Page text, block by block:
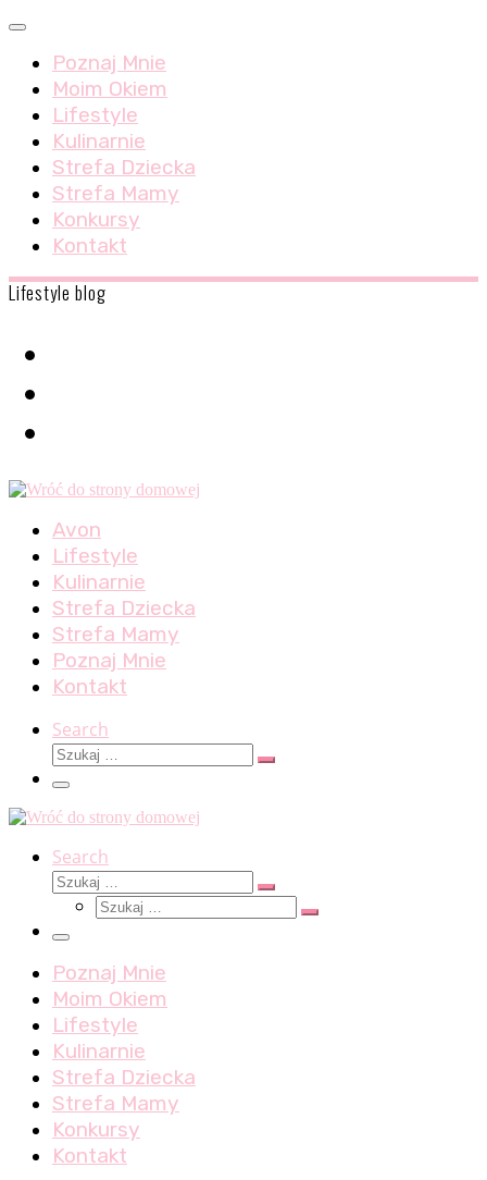
Skip
content
Menu
Poznaj Mnie
Moim Okiem
Lifestyle
Kulinarnie
Strefa Dziecka
Strefa Mamy
Konkursy
Kontakt
Lifestyle blog
Avon
Lifestyle
Kulinarnie
Strefa Dziecka
Strefa Mamy
Poznaj Mnie
Kontakt
Search
Szukaj
Szukaj
Menu
Search
Szukaj
Szukaj
Szukaj
Szukaj
Menu
Poznaj Mnie
Moim Okiem
Lifestyle
Kulinarnie
Strefa Dziecka
Strefa Mamy
Konkursy
Kontakt